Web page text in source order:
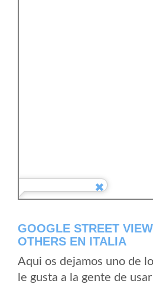
GOOGLE STREET
OTHERS EN ITALIA
Aqui os dejamos uno de
le gusta a la gente de